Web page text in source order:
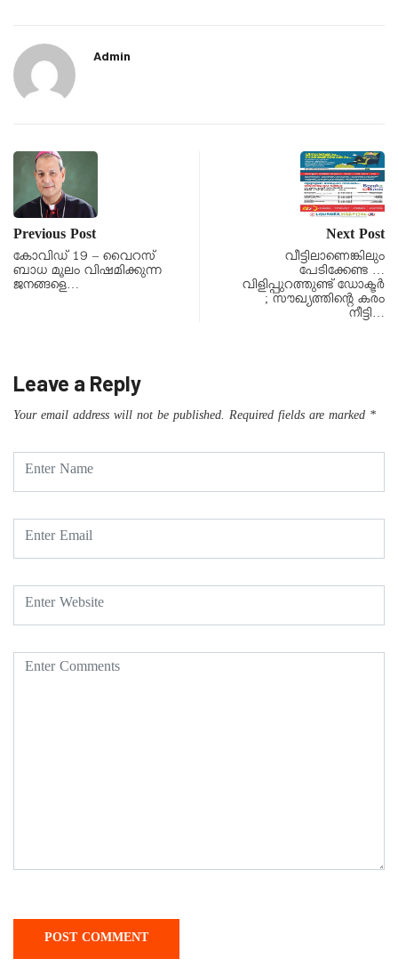
Admin
Previous Post
കോവിഡ് 19 – വൈറസ്
ബാധ മൂലം വിഷമിക്കുന്ന
ജനങ്ങളെ…
Next Post
വീട്ടിലാണെങ്കിലും
പേടിക്കേണ്ട …
വിളിപ്പുറത്തുണ്ട് ഡോക്ടർ
; സൗഖ്യത്തിന്റെ കരം
നീട്ടി…
Leave a Reply
Your email address will not be published. Required fields are marked *